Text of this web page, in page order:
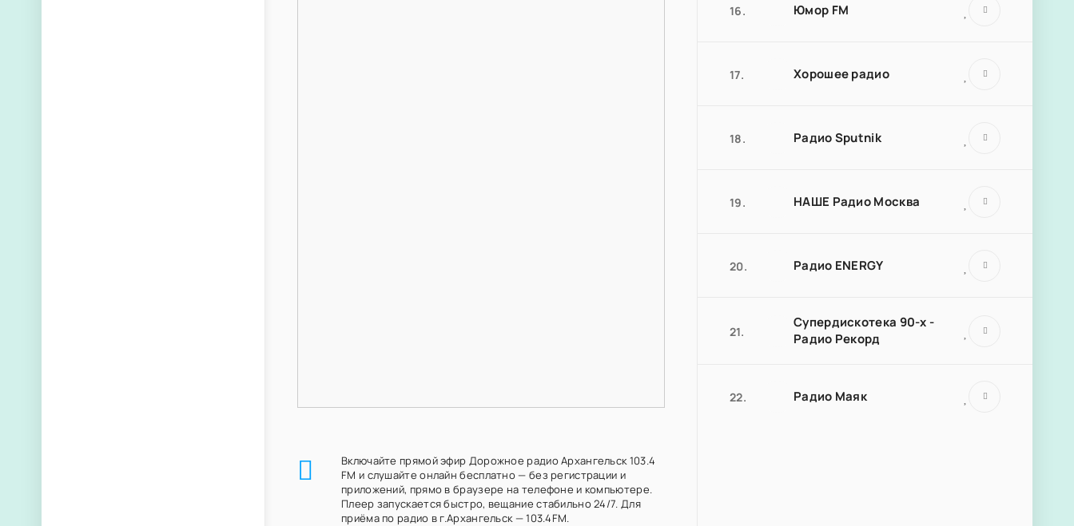
Включайте прямой эфир Дорожное радио Архангельск 103.4
FM и слушайте онлайн бесплатно — без регистрации и
приложений, прямо в браузере на телефоне и компьютере.
Плеер запускается быстро, вещание стабильно 24/7. Для
приёма по радио в г.Архангельск — 103.4FM.
16. Юмор FM
17. Хорошее радио
18. Радио Sputnik
19. НАШЕ Радио Москва
20. Радио ENERGY
21.
Супердискотека 90-х -
Радио Рекорд
22. Радио Маяк